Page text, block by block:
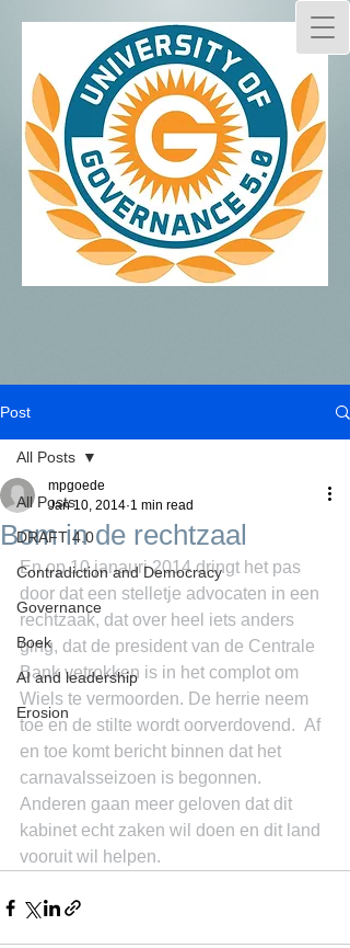
Post
All Posts
DRAFT 4.0
Contradiction and Democracy
Governance
Boek
AI and leadership
Erosion
All Posts
Bom in de rechtzaal
mpgoede
Jan 10, 2014 1 min read
En op 10 janauri 2014 dringt het pas
door dat een stelletje advocaten in een
rechtzaak, dat over heel iets anders
ging, dat de president van de Centrale
Bank vetrokken is in het complot om
Wiels te vermoorden. De herrie neem
toe en de stilte wordt oorverdovend.  Af
en toe komt bericht binnen dat het
carnavalsseizoen is begonnen.
Anderen gaan meer geloven dat dit
kabinet echt zaken wil doen en dit land
vooruit wil helpen.